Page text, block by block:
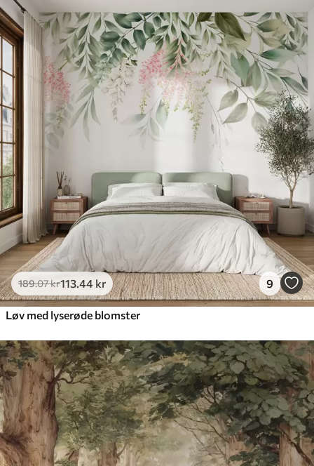
189.07kr113 .44 kr 9
Løv med lyserøde blomster